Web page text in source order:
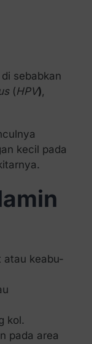
sebabkan
(HPV)
kecil pada
atau keabu-
kol.
pada area